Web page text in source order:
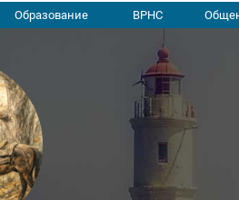
Образование ВРНС